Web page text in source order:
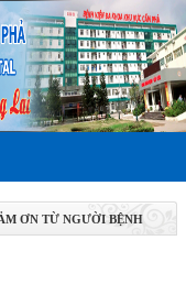
ƠN TỪ NGƯỜI BỆNH